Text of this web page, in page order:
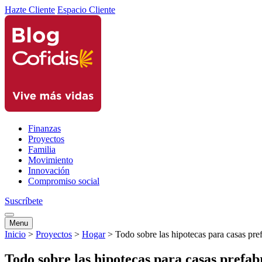
Hazte Cliente Espacio Cliente
Finanzas
Proyectos
Familia
Movimiento
Innovación
Compromiso social
Suscríbete
Menu
Inicio > Proyectos > Hogar > Todo sobre las hipotecas para casas